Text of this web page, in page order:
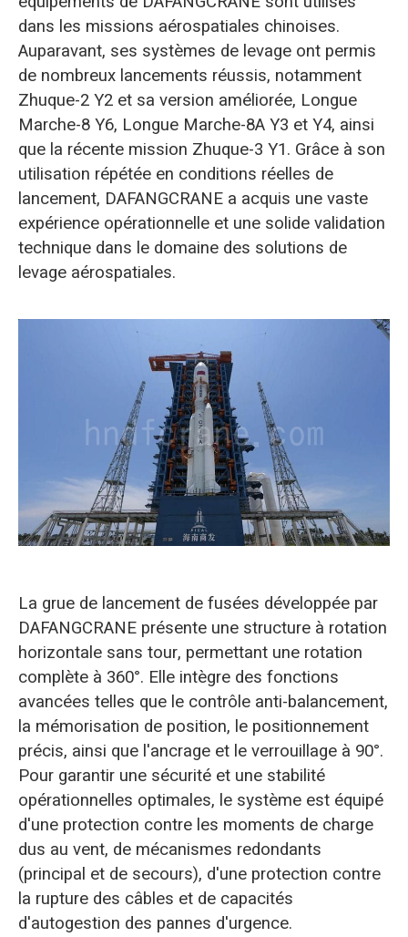
dans les missions aérospatiales chinoises.
Auparavant, ses systèmes de levage ont permis
de nombreux lancements réussis, notamment
Zhuque-2 Y2 et sa version améliorée, Longue
Marche-8 Y6, Longue Marche-8A Y3 et Y4, ainsi
que la récente mission Zhuque-3 Y1. Grâce à son
utilisation répétée en conditions réelles de
lancement, DAFANGCRANE a acquis une vaste
expérience opérationnelle et une solide validation
technique dans le domaine des solutions de
levage aérospatiales.
La grue de lancement de fusées développée par
DAFANGCRANE présente une structure à rotation
horizontale sans tour, permettant une rotation
complète à 360°. Elle intègre des fonctions
avancées telles que le contrôle anti-balancement,
la mémorisation de position, le positionnement
précis, ainsi que l'ancrage et le verrouillage à 90°.
Pour garantir une sécurité et une stabilité
opérationnelles optimales, le système est équipé
d'une protection contre les moments de charge
dus au vent, de mécanismes redondants
(principal et de secours), d'une protection contre
la rupture des câbles et de capacités
d'autogestion des pannes d'urgence.